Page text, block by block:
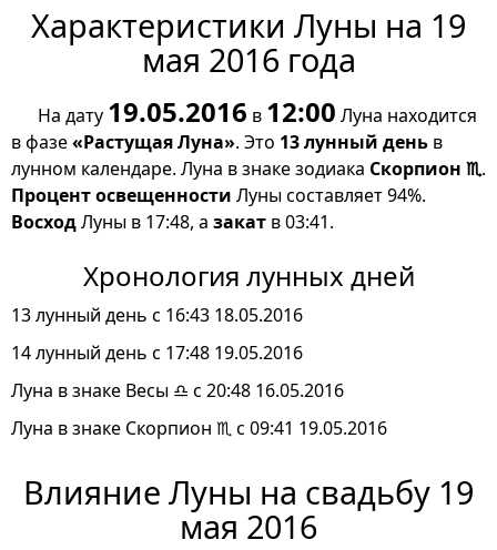
Характеристики Луны на 19
мая 2016 года
На дату 19.05.2016 в 12:00 Луна находится
в фазе«Растущая Луна». Это 13 лунный день в
лунном календаре. Луна в знаке зодиака Скорпион ♏.
Процент освещенности Луны составляет 94%.
ВосходЛуны в 17:48, а закат в 03:41.
Хронология лунных дней
13 лунный день с 16:43 18.05.2016
14 лунный день с 17:48 19.05.2016
Луна в знаке Весы ♎ с 20:48 16.05.2016
Луна в знаке Скорпион ♏ с 09:41 19.05.2016
Влияние Луны на свадьбу 19
мая 2016